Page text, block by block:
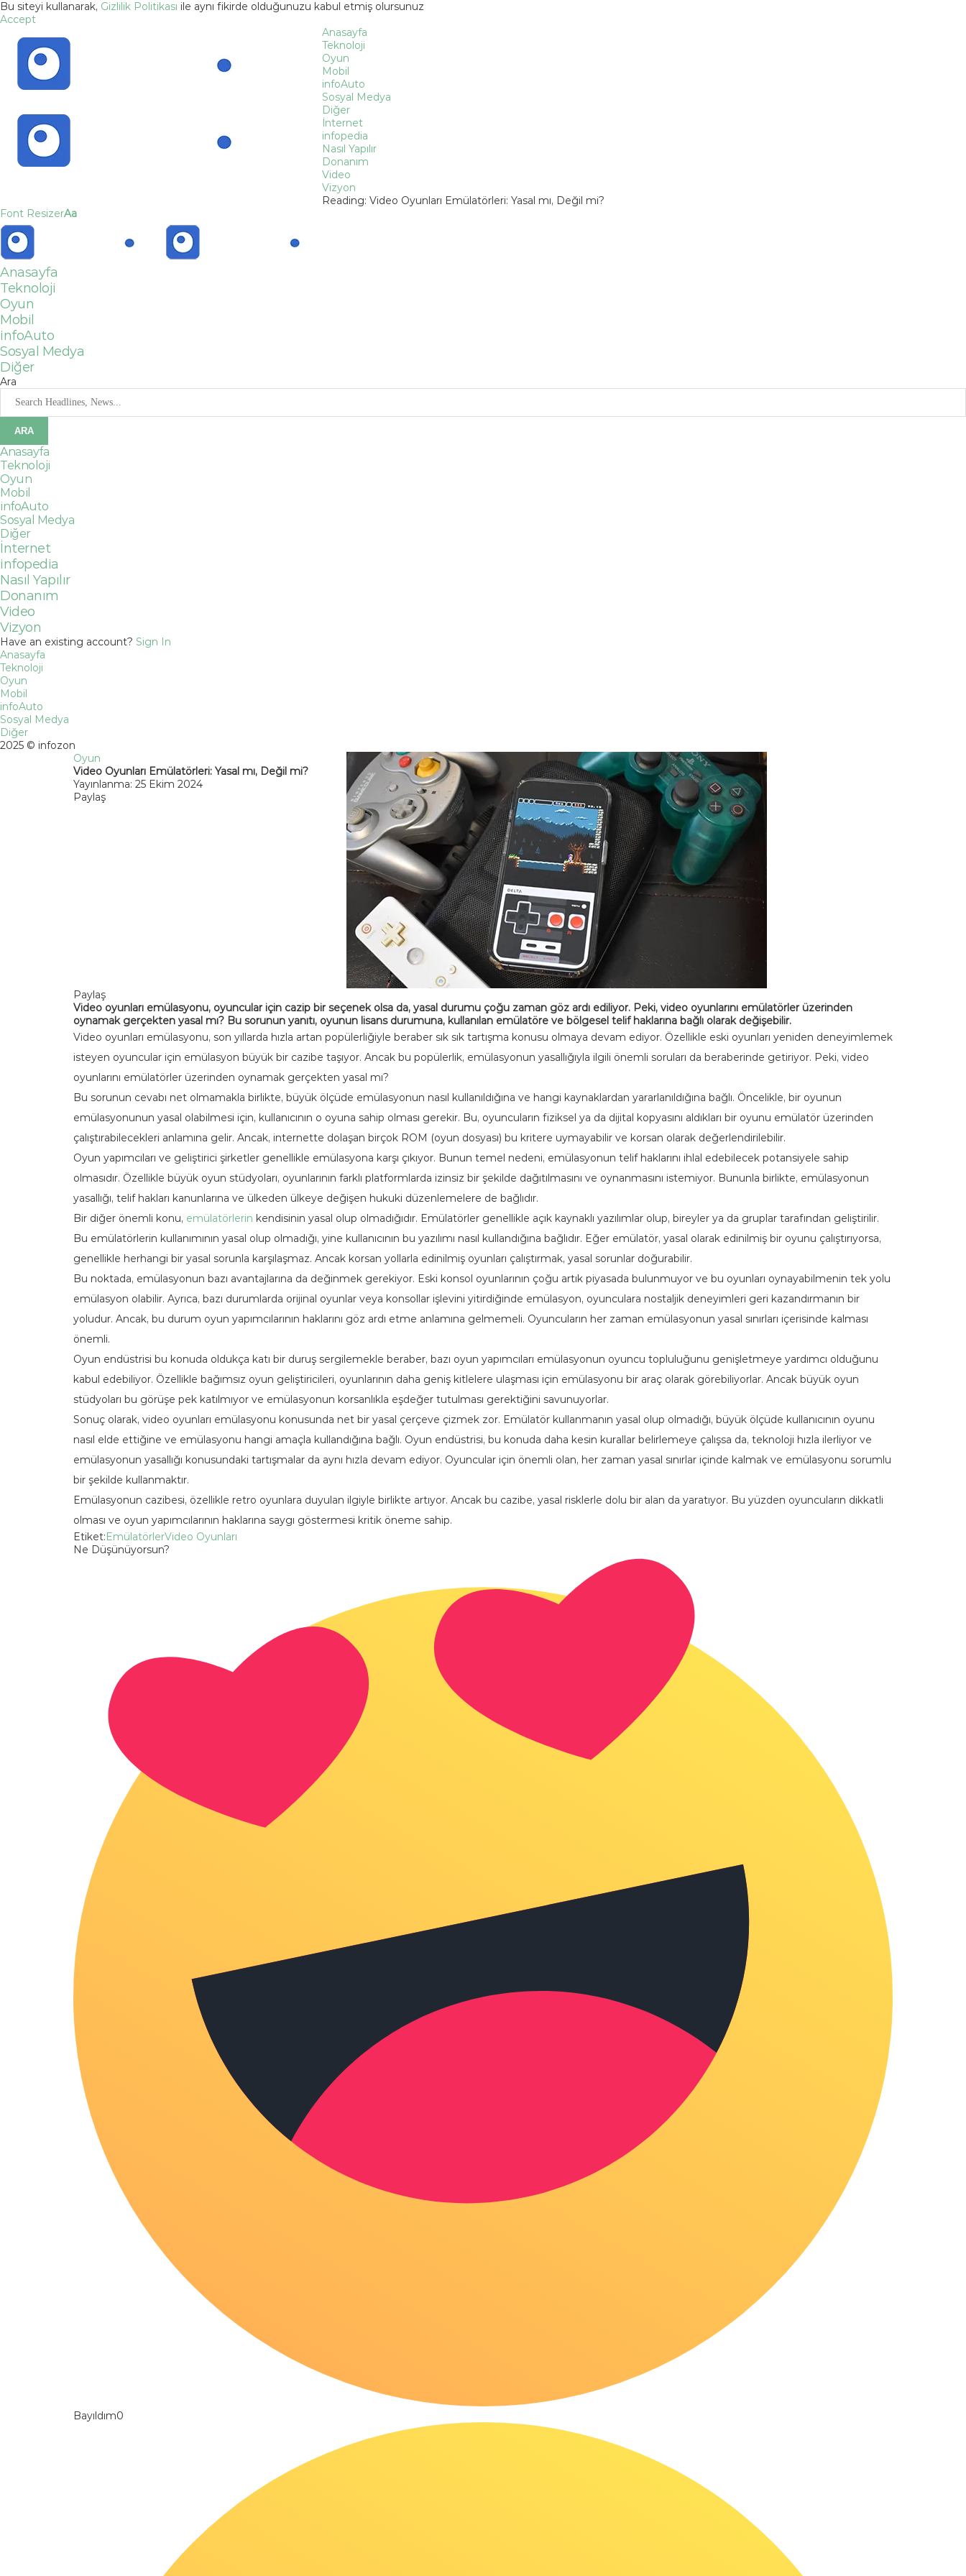
Bu siteyi kullanarak, Gizlilik Politikası ile aynı fikirde olduğunuzu kabul etmiş olursunuz
Accept
Anasayfa
Teknoloji
Oyun
Mobil
infoAuto
Sosyal Medya
Diğer
İnternet
infopedia
Nasıl Yapılır
Donanım
Video
Vizyon
Reading: Video Oyunları Emülatörleri: Yasal mı, Değil mi?
Font ResizerAa
Anasayfa
Teknoloji
Oyun
Mobil
infoAuto
Sosyal Medya
Diğer
Ara
Anasayfa
Teknoloji
Oyun
Mobil
infoAuto
Sosyal Medya
Diğer
İnternet
infopedia
Nasıl Yapılır
Donanım
Video
Vizyon
Have an existing account? Sign In
Anasayfa
Teknoloji
Oyun
Mobil
infoAuto
Sosyal Medya
Diğer
2025 © infozon
Oyun
Video Oyunları Emülatörleri: Yasal mı, Değil mi?
Yayınlanma: 25 Ekim 2024
Paylaş
Paylaş
Video oyunları emülasyonu, oyuncular için cazip bir seçenek olsa da, yasal durumu çoğu zaman göz ardı ediliyor. Peki, video oyunlarını emülatörler üzerinden
oynamak gerçekten yasal mı? Bu sorunun yanıtı, oyunun lisans durumuna, kullanılan emülatöre ve bölgesel telif haklarına bağlı olarak değişebilir.
Video oyunları emülasyonu, son yıllarda hızla artan popülerliğiyle beraber sık sık tartışma konusu olmaya devam ediyor. Özellikle eski oyunları yeniden deneyimlemek
isteyen oyuncular için emülasyon büyük bir cazibe taşıyor. Ancak bu popülerlik, emülasyonun yasallığıyla ilgili önemli soruları da beraberinde getiriyor. Peki, video
oyunlarını emülatörler üzerinden oynamak gerçekten yasal mı?
Bu sorunun cevabı net olmamakla birlikte, büyük ölçüde emülasyonun nasıl kullanıldığına ve hangi kaynaklardan yararlanıldığına bağlı. Öncelikle, bir oyunun
emülasyonunun yasal olabilmesi için, kullanıcının o oyuna sahip olması gerekir. Bu, oyuncuların fiziksel ya da dijital kopyasını aldıkları bir oyunu emülatör üzerinden
çalıştırabilecekleri anlamına gelir. Ancak, internette dolaşan birçok ROM (oyun dosyası) bu kritere uymayabilir ve korsan olarak değerlendirilebilir.
Oyun yapımcıları ve geliştirici şirketler genellikle emülasyona karşı çıkıyor. Bunun temel nedeni, emülasyonun telif haklarını ihlal edebilecek potansiyele sahip
olmasıdır. Özellikle büyük oyun stüdyoları, oyunlarının farklı platformlarda izinsiz bir şekilde dağıtılmasını ve oynanmasını istemiyor. Bununla birlikte, emülasyonun
yasallığı, telif hakları kanunlarına ve ülkeden ülkeye değişen hukuki düzenlemelere de bağlıdır.
Bir diğer önemli konu, emülatörlerin kendisinin yasal olup olmadığıdır. Emülatörler genellikle açık kaynaklı yazılımlar olup, bireyler ya da gruplar tarafından geliştirilir.
Bu emülatörlerin kullanımının yasal olup olmadığı, yine kullanıcının bu yazılımı nasıl kullandığına bağlıdır. Eğer emülatör, yasal olarak edinilmiş bir oyunu çalıştırıyorsa,
genellikle herhangi bir yasal sorunla karşılaşmaz. Ancak korsan yollarla edinilmiş oyunları çalıştırmak, yasal sorunlar doğurabilir.
Bu noktada, emülasyonun bazı avantajlarına da değinmek gerekiyor. Eski konsol oyunlarının çoğu artık piyasada bulunmuyor ve bu oyunları oynayabilmenin tek yolu
emülasyon olabilir. Ayrıca, bazı durumlarda orijinal oyunlar veya konsollar işlevini yitirdiğinde emülasyon, oyunculara nostaljik deneyimleri geri kazandırmanın bir
yoludur. Ancak, bu durum oyun yapımcılarının haklarını göz ardı etme anlamına gelmemeli. Oyuncuların her zaman emülasyonun yasal sınırları içerisinde kalması
önemli.
Oyun endüstrisi bu konuda oldukça katı bir duruş sergilemekle beraber, bazı oyun yapımcıları emülasyonun oyuncu topluluğunu genişletmeye yardımcı olduğunu
kabul edebiliyor. Özellikle bağımsız oyun geliştiricileri, oyunlarının daha geniş kitlelere ulaşması için emülasyonu bir araç olarak görebiliyorlar. Ancak büyük oyun
stüdyoları bu görüşe pek katılmıyor ve emülasyonun korsanlıkla eşdeğer tutulması gerektiğini savunuyorlar.
Sonuç olarak, video oyunları emülasyonu konusunda net bir yasal çerçeve çizmek zor. Emülatör kullanmanın yasal olup olmadığı, büyük ölçüde kullanıcının oyunu
nasıl elde ettiğine ve emülasyonu hangi amaçla kullandığına bağlı. Oyun endüstrisi, bu konuda daha kesin kurallar belirlemeye çalışsa da, teknoloji hızla ilerliyor ve
emülasyonun yasallığı konusundaki tartışmalar da aynı hızla devam ediyor. Oyuncular için önemli olan, her zaman yasal sınırlar içinde kalmak ve emülasyonu sorumlu
bir şekilde kullanmaktır.
Emülasyonun cazibesi, özellikle retro oyunlara duyulan ilgiyle birlikte artıyor. Ancak bu cazibe, yasal risklerle dolu bir alan da yaratıyor. Bu yüzden oyuncuların dikkatli
olması ve oyun yapımcılarının haklarına saygı göstermesi kritik öneme sahip.
Etiket:EmülatörlerVideo Oyunları
Ne Düşünüyorsun?
Bayıldım0